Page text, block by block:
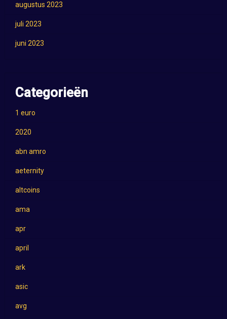
augustus 2023
juli 2023
juni 2023
Categorieën
1 euro
2020
abn amro
aeternity
altcoins
ama
apr
april
ark
asic
avg